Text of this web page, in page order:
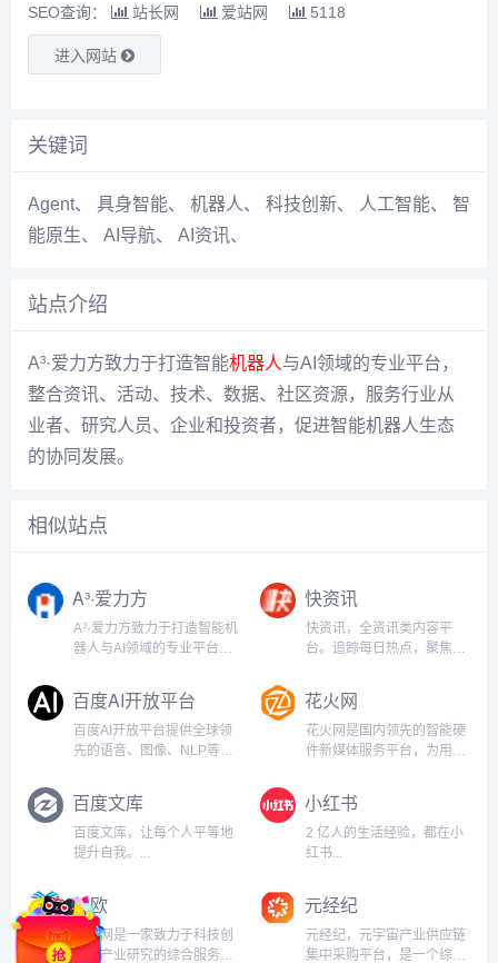
SEO查询：
站长网 爱站网 5118
进入网站
关键词
Agent、 具身智能、 机器人、 科技创新、 人工智能、 智
能原生、 AI导航、 AI资讯、
站点介绍
A³·爱力方致力于打造智能机器人与AI领域的专业平台，
整合资讯、活动、技术、数据、社区资源，服务行业从
业者、研究人员、企业和投资者，促进智能机器人生态
的协同发展。
相似站点
A³·爱力方
A³·爱力方致力于打造智能机
器人与AI领域的专业平台，
据、社区资源，服务行业从
业者、研究人员、企业和投
资者，促进智能机器人生态
的协同发展。...
快资讯
快资讯，全资讯类内容平
台。追踪每日热点，聚焦前
内容，所以更懂你。...
百度AI开放平台
百度AI开放平台提供全球领
先的语音、图像、NLP等多
式人工智能系统、智能驾驶
系统两大行业生态，共享AI
领域最新的应用场景和解决
方案，帮您提升竞争力，开
花火网
花火网是国内领先的智能硬
件新媒体服务平台，为用户
的硬件评测，犀利的业界评
论等。花火网专注于智能硬
件领域，致力打造成最优秀
的智能硬件网站。...
百度文库
百度文库，让每个人平等地
提升自我。...
小红书
2 亿人的生活经验，都在小
红书...
亿欧
亿欧网是一家致力于科技创
新和产业研究的综合服务平
元经纪
元经纪，元宇宙产业供应链
集中采购平台，是一个综合